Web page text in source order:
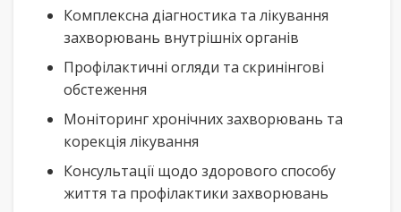
Комплексна діагностика та лікування
захворювань внутрішніх органів
Профілактичні огляди та скринінгові
обстеження
Моніторинг хронічних захворювань та
корекція лікування
Консультації щодо здорового способу
життя та профілактики захворювань